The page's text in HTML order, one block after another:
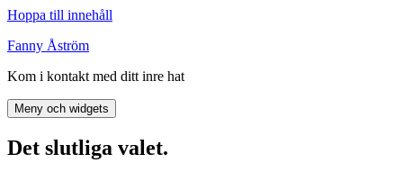
Hoppa till innehåll
Fanny Åström
Kom i kontakt med ditt inre hat
Meny och widgets
Det slutliga valet.